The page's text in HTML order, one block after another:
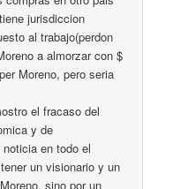
jurisdiccion
al trabajo(perdon
a almorzar con $
Moreno, pero seria
el fracaso del
y de
en todo el
un visionario y un
sino por un